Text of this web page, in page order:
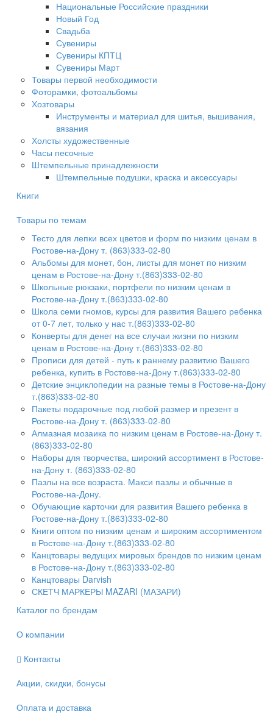
Национальные Российские праздники
Новый Год
Свадьба
Сувениры
Сувениры КПТЦ
Сувениры Март
Товары первой необходимости
Фоторамки, фотоальбомы
Хозтовары
Инструменты и материал для шитья, вышивания,
вязания
Холсты художественные
Часы песочные
Штемпельные принадлежности
Штемпельные подушки, краска и аксессуары
Книги
Товары по темам
Тесто для лепки всех цветов и форм по низким ценам в
Ростове-на-Дону т. (863)333-02-80
Альбомы для монет, бон, листы для монет по низким
ценам в Ростове-на-Дону т.(863)333-02-80
Школьные рюкзаки, портфели по низким ценам в
Ростове-на-Дону т.(863)333-02-80
Школа семи гномов, курсы для развития Вашего ребенка
от 0-7 лет, только у нас т.(863)333-02-80
Конверты для денег на все случаи жизни по низким
ценам в Ростове-на-Дону т.(863)333-02-80
Прописи для детей - путь к раннему развитию Вашего
ребенка, купить в Ростове-на-Дону т.(863)333-02-80
Детские энциклопедии на разные темы в Ростове-на-Дону
т.(863)333-02-80
Пакеты подарочные под любой размер и презент в
Ростове-на-Дону т. (863)333-02-80
Алмазная мозаика по низким ценам в Ростове-на-Дону т.
(863)333-02-80
Наборы для творчества, широкий ассортимент в Ростове-
на-Дону т. (863)333-02-80
Пазлы на все возраста. Макси пазлы и обычные в
Ростове-на-Дону.
Обучающие карточки для развития Вашего ребенка в
Ростове-на-Дону т.(863)333-02-80
Книги оптом по низким ценам и широким ассортиментом
в Ростове-на-Дону т.(863)333-02-80
Канцтовары ведущих мировых брендов по низким ценам
в Ростове-на-Дону т.(863)333-02-80
Канцтовары Darvish
СКЕТЧ МАРКЕРЫ MAZARI (МАЗАРИ)
Каталог по брендам
О компании
Контакты
Акции, скидки, бонусы
Оплата и доставка